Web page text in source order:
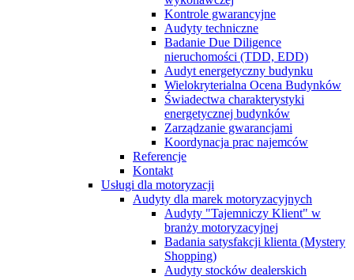
Kontrole gwarancyjne
Audyty techniczne
Badanie Due Diligence
nieruchomości (TDD, EDD)
Audyt energetyczny budynku
Wielokryterialna Ocena Budynków
Świadectwa charakterystyki
energetycznej budynków
Zarządzanie gwarancjami
Koordynacja prac najemców
Referencje
Kontakt
Usługi dla motoryzacji
Audyty dla marek motoryzacyjnych
Audyty "Tajemniczy Klient" w
branży motoryzacyjnej
Badania satysfakcji klienta (Mystery
Shopping)
Audyty stocków dealerskich